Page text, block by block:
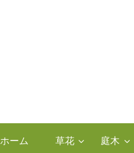
ホーム 草花 庭木